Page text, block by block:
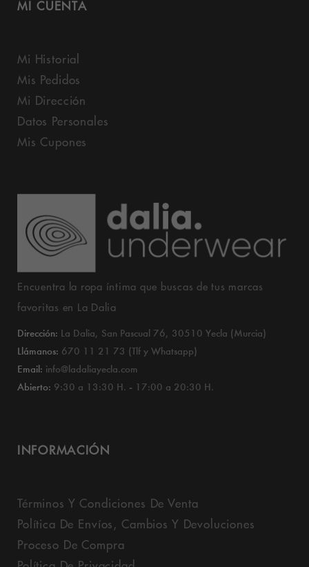
MI CUENTA
Mi Historial
Mis Pedidos
Mi Dirección
Datos Personales
Mis Cupones
Encuentra la ropa íntima que buscas de tus marcas
favoritas en La Dalia
Dirección: La Dalia, San Pascual 76, 30510 Yecla (Murcia)
Llámanos: 670 11 21 73 (Tlf y Whatsapp)
Email: info@ladaliayecla.com
Abierto: 9:30 a 13:30 H. - 17:00 a 20:30 H.
INFORMACIÓN
Términos Y Condiciones De Venta
Política De Envíos, Cambios Y Devoluciones
Proceso De Compra